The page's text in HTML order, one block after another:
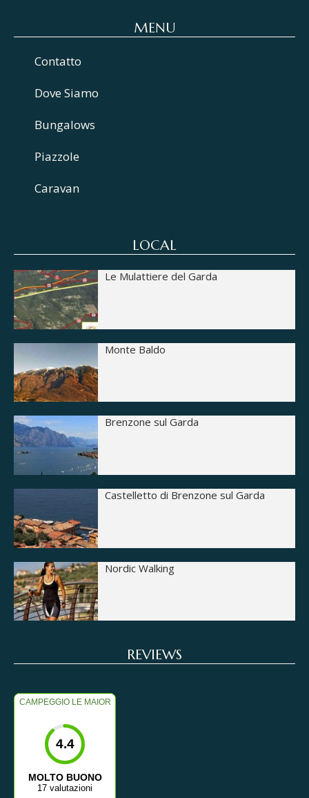
MENU
Contatto
Dove Siamo
Bungalows
Piazzole
Caravan
LOCAL
Le Mulattiere del Garda
Monte Baldo
Brenzone sul Garda
Castelletto di Brenzone sul Garda
Nordic Walking
REVIEWS
CAMPEGGIO LE MAIOR
4.4
MOLTO BUONO
17 valutazioni